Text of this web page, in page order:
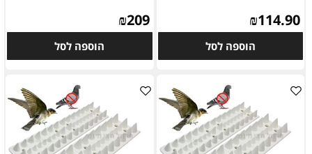
₪114.90
הוספה לסל
₪209
הוספה לסל